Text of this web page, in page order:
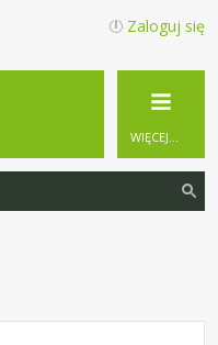
Zaloguj się
WIĘCEJ…